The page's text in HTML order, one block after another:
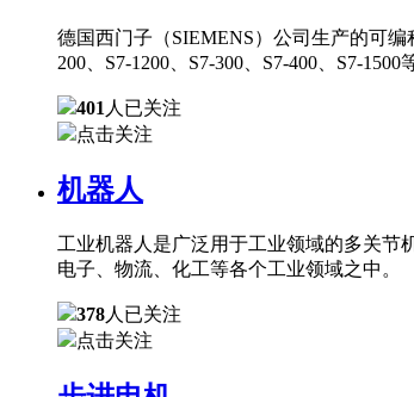
德国西门子（SIEMENS）公司生产的可
200、S7-1200、S7-300、S7-400、S7-
401 人已关注
点击关注
机器人
工业机器人是广泛用于工业领域的多关节
电子、物流、化工等各个工业领域之中。
378人已关注
点击关注